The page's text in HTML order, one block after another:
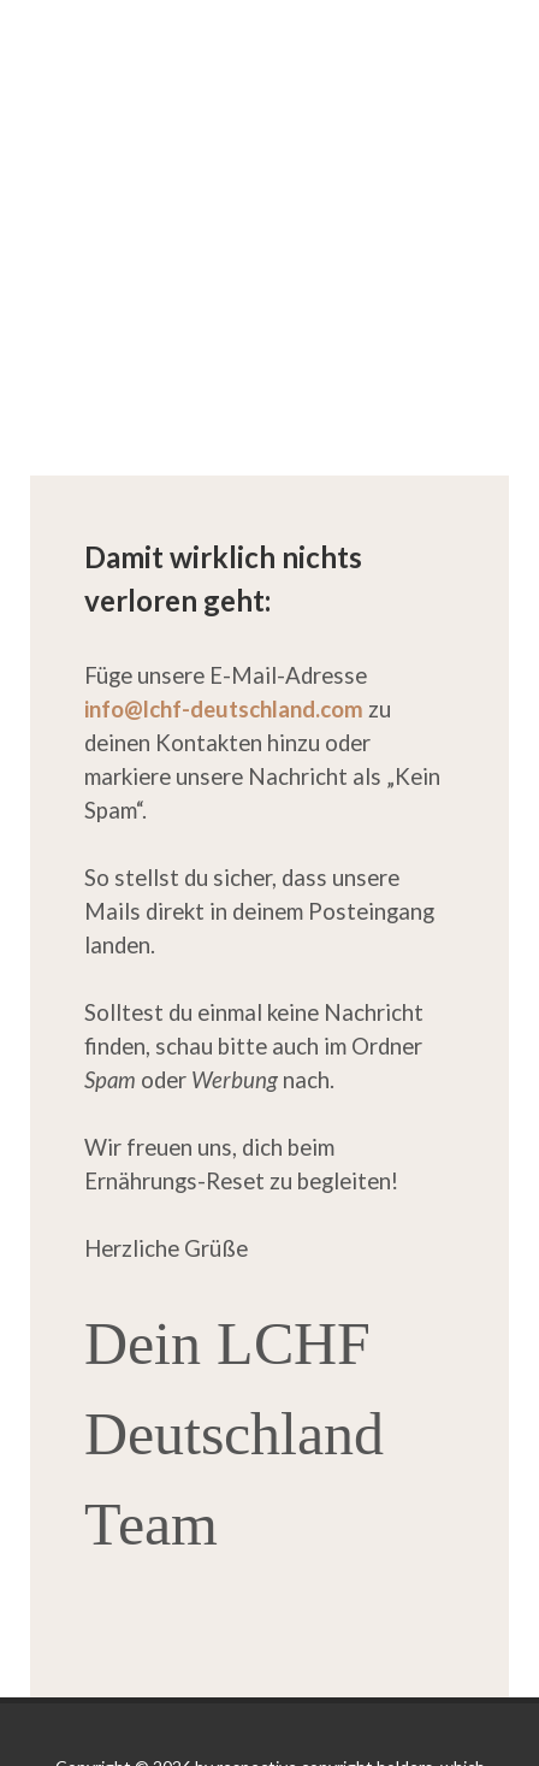
Damit wirklich nichts
verloren geht:
Füge unsere E-Mail-Adresse
info@lchf-deutschland.com zu
deinen Kontakten hinzu oder
markiere unsere Nachricht als „Kein
Spam“.
So stellst du sicher, dass unsere
Mails direkt in deinem Posteingang
landen.
Solltest du einmal keine Nachricht
finden, schau bitte auch im Ordner
Spam oder Werbung nach.
Wir freuen uns, dich beim
Ernährungs-Reset zu begleiten!
Herzliche Grüße
Dein LCHF
Deutschland
Team